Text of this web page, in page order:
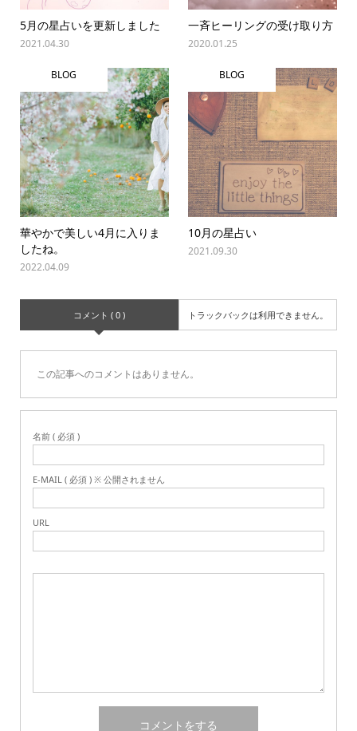
5月の星占いを更新しました
2021.04.30
一斉ヒーリングの受け取り方
2020.01.25
BLOG
華やかで美しい4月に入りま
したね。
2022.04.09
BLOG
10月の星占い
2021.09.30
コメント ( 0 ) トラックバックは利用できません。
この記事へのコメントはありません。
名前 ( 必須 )
E-MAIL ( 必須 ) ※ 公開されません
URL